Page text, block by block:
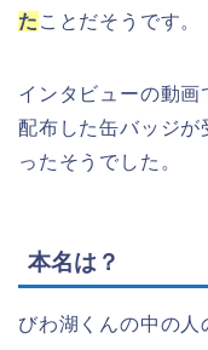
た ことだそうです。
インタビューの動
配布した缶バッジ
ったそうでした。
本名は？
びわ湖くんの中の人